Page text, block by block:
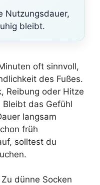
Nutzungsdauer,
bleibt.
oft sinnvoll,
des Fußes.
Reibung oder Hitze
das Gefühl
langsam
früh
solltest du
dünne Socken